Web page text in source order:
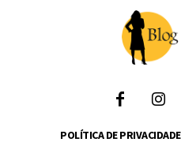
POLÍTICA DE PRIVACIDADE